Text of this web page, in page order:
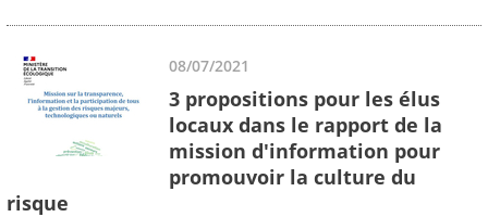
08/07/2021
3 propositions pour les élus
locaux dans le rapport de la
mission d'information pour
promouvoir la culture du
risque